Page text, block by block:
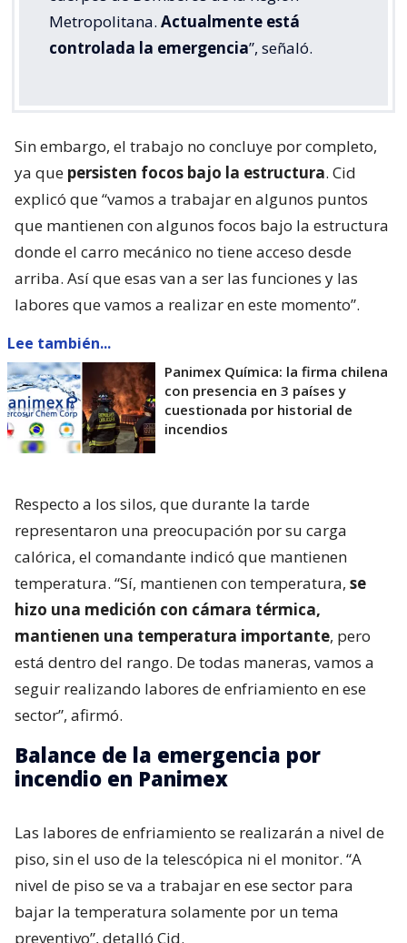
de la capital.
control de la emergencia en declaraciones
a la prensa cerca de las 20:00 horas de
este miércoles. “Sí, bueno, ha sido una
larga jornada trabajando con distintos
cuerpos de Bomberos de la Región
Metropolitana. Actualmente está
controlada la emergencia”, señaló.
Sin embargo, el trabajo no concluye por completo,
ya quepersisten focos bajo la estructura
donde el carro mecánico no tiene acceso desde
arriba. Así que esas van a ser las funciones y las
labores que vamos a realizar en este momento”.
Lee también...
Panimex Química: la firma chilena
con presencia en 3 países y
cuestionada por historial de
incendios
Respecto a los silos, que durante la tarde
representaron una preocupación por su carga
temperatura. “Sí, mantienen con temperatura,se
hizo una medición con cámara térmica,
mantienen una temperatura importante, pero
está dentro del rango. De todas maneras, vamos a